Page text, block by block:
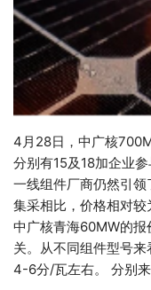
4月28日，中广核
分别有15及18加企业
一线组件厂商仍然引
集采相比，价格相对
中广核青海60MW的
关。从不同组件型号
4-6分/瓦左右。 分别